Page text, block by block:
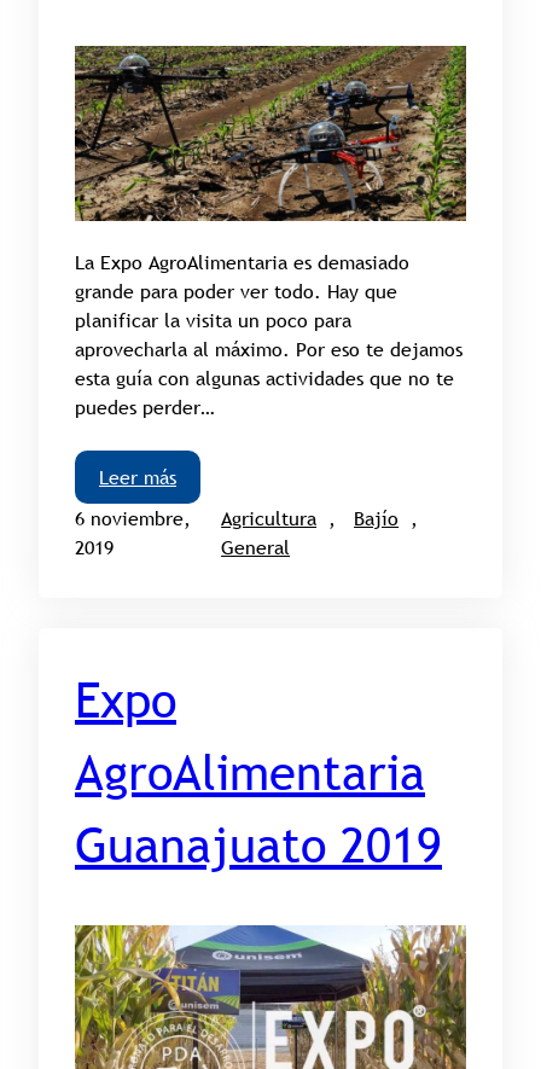
La Expo AgroAlimentaria es demasiado
grande para poder ver todo. Hay que
planificar la visita un poco para
aprovecharla al máximo. Por eso te dejamos
esta guía con algunas actividades que no te
puedes perder…
Leer más
6 noviembre,
2019
Agricultura , Bajío
General
Expo
AgroAlimentaria
Guanajuato 2019